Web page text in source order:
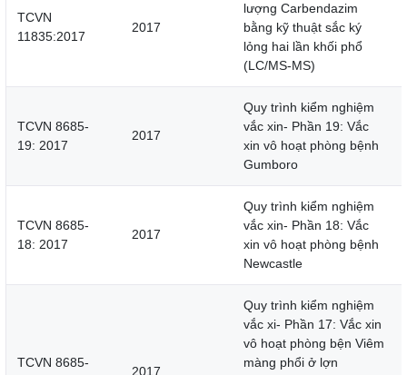
TCVN
11835:2017
2017
lượng Carbendazim
bằng kỹ thuật sắc ký
lỏng hai lần khối phổ
(LC/MS-MS)
TCVN 8685-
19: 2017
2017
Quy trình kiểm nghiệm
vắc xin- Phần 19: Vắc
xin vô hoạt phòng bệnh
Gumboro
TCVN 8685-
18: 2017
2017
Quy trình kiểm nghiệm
vắc xin- Phần 18: Vắc
xin vô hoạt phòng bệnh
Newcastle
TCVN 8685-
2017
Quy trình kiểm nghiệm
vắc xi- Phần 17: Vắc xin
vô hoạt phòng bện Viêm
màng phổi ở lợn